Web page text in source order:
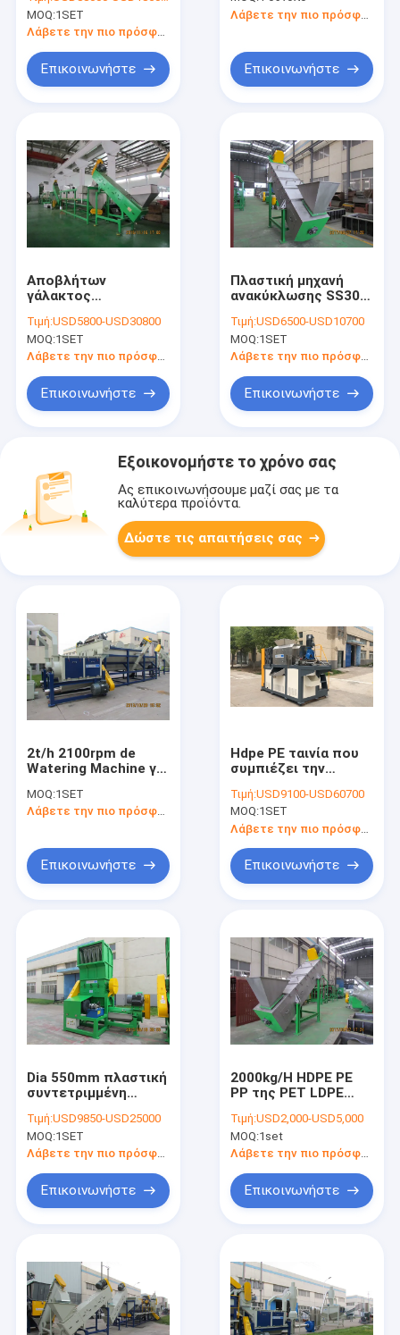
προϊόντα
Σχετικά με εμάς
που συντρίβουν σε
σάκκο την πλαστική
πλύσης
MOQ:1SET
Λάβετε την πιο πρόσφατη τιμή
Επικοινωνήστε
πλαστικών ταινιών
Επικοινωνήστε
Αποβλήτων
γάλακτος
πλαστική
ανακύκλωσης
ξεραίνοντας γραμμή
συντετριμμένη
Τιμή:USD5800-USD30800
MOQ:1SET
Λάβετε την πιο πρόσφατη τιμή
Επικοινωνήστε
Πλαστική μηχανή
ανακύκλωσης SS304
PE PP
Τιμή:USD6500-USD10700
MOQ:1SET
Λάβετε την πιο πρόσφατη τιμή
Επικοινωνήστε
Εξοικονομήστε το χρόνο σας
Ας επικοινωνήσουμε μαζί σας με τα
καλύτερα προϊόντα.
Δώστε τις απαιτήσεις σας
2t/h 2100rpm de
Watering Machine για
MOQ:1SET
Λάβετε την πιο πρόσφατη τιμή
Επικοινωνήστε
Hdpe PE ταινία που
συμπιέζει την
νερό μηχανή
Τιμή:USD9100-USD60700
MOQ:1SET
Επικοινωνήστε
Dia 550mm πλαστική
συντετριμμένη
55kw για την τσάντα
αγορών
Τιμή:USD9850-USD25000
MOQ:1SET
Λάβετε την πιο πρόσφατη τιμή
Επικοινωνήστε
2000kg/H HDPE PE
PP της PET LDPE
πλυντήριο τριβής
Τιμή:USD2,000-USD5,000
MOQ:1set
Λάβετε την πιο πρόσφατη τιμή
Επικοινωνήστε